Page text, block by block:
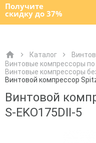
Получите
скидку до 37%
Смотреть все
Каталог
Винтовые компрессоры
Винтовые компрессоры
Винтовой компрессор
Винтовой
S-EKO175DII-5
Как к Вам
Телефон
Как к Вам
Телефон
Город
Как к Вам
Как к Вам
Телефон